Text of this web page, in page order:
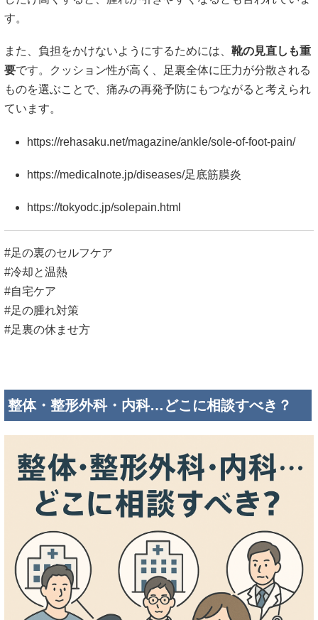
す。
また、負担をかけないようにするためには、 靴の見直しも重
要です。クッション性が高く、足裏全体に圧力が分散される
ものを選ぶことで、痛みの再発予防にもつながると考えられ
ています。
https://rehasaku.net/magazine/ankle/sole-of-foot-pain/
https://medicalnote.jp/diseases/足底筋膜炎
https://tokyodc.jp/solepain.html
#足の裏のセルフケア
#冷却と温熱
#自宅ケア
#足の腫れ対策
#足裏の休ませ方
整体・整形外科・内科…どこに相談すべき？